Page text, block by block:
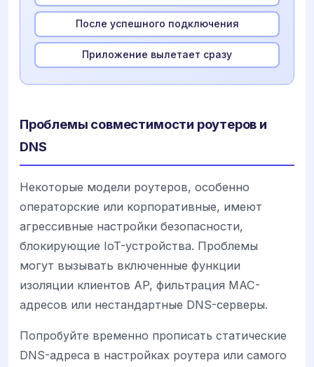
После успешного подключения
Приложение вылетает сразу
Проблемы совместимости роутеров и
DNS
Некоторые модели роутеров, особенно
операторские или корпоративные, имеют
агрессивные настройки безопасности,
блокирующие IoT-устройства. Проблемы
могут вызывать включенные функции
изоляции клиентов AP, фильтрация MAC-
адресов или нестандартные DNS-серверы.
Попробуйте временно прописать статические
DNS-адреса в настройках роутера или самого